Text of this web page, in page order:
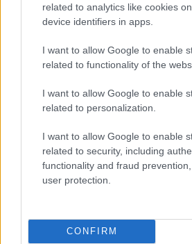
related to analytics like cookies
device identifiers in apps.
I want to allow Google to enable
related to functionality of the
I want to allow Google to enable
related to personalization.
I want to allow Google to enable
related to security, including
functionality and fraud
user protection.
CONFIRM